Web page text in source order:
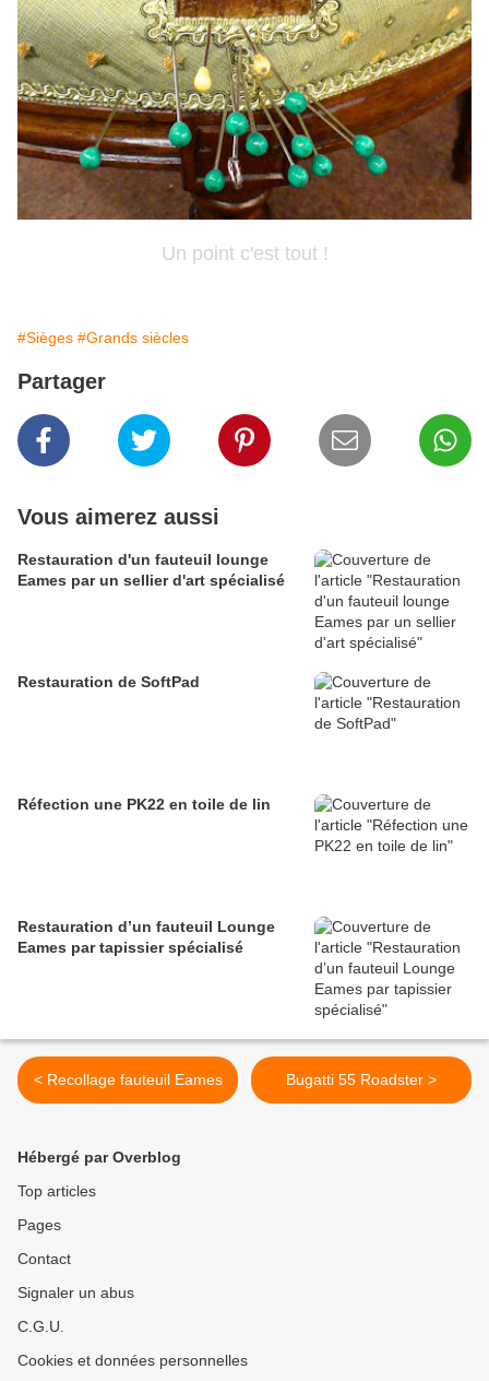
Un point c'est tout !
#Sièges #Grands siècles
Partager
Vous aimerez aussi
Restauration d'un fauteuil lounge
Eames par un sellier d'art spécialisé
Restauration de SoftPad
Réfection une PK22 en toile de lin
Restauration d’un fauteuil Lounge
Eames par tapissier spécialisé
< Recollage fauteuil Eames Bugatti 55 Roadster >
Hébergé par Overblog
Top articles
Pages
Contact
Signaler un abus
C.G.U.
Cookies et données personnelles